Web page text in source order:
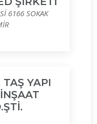
6166 SOKAK
YAPI